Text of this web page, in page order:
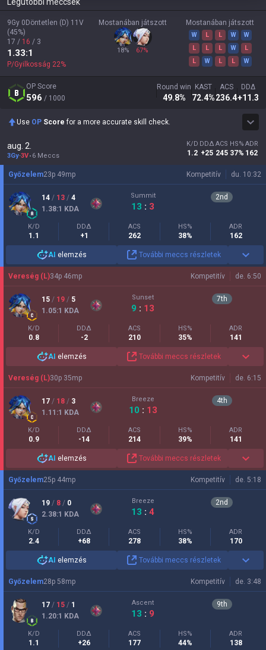
9Gy 0Döntetlen (D) 11V
(45%)
17 / 16 / 3
1.33:1
P/Gyilkosság 22%
Mostanában játszott
18% 67%
Mostanában játszott
W L L W
W
L
L L W
L
L
W L L W
OP Score
596 / 1000
Round win
49.8%
KAST
72.4%
ACS
236.4
DDΔ
+11.3
Use OP Score for a more accurate skill check.
aug. 2.
3Gy-3V 6 Meccs
K/D
1.2
DDΔ
+25
ACS
245
HS%
37%
ADR
162
Kompetitív du. 10:32
Győzelem23p 49mp
14 / 13 / 4
1.38:1 KDA
Summit
13 : 3
2nd
K/D
1.1
DDΔ
+1
ACS
262
HS%
38%
ADR
162
AI elemzés További meccs részletek
Kompetitív de. 6:50
Vereség (L)34p 46mp
15 / 19 / 5
1.05:1 KDA
Sunset
9 : 13
7th
K/D
0.8
DDΔ
-2
ACS
210
HS%
35%
ADR
141
AI elemzés További meccs részletek
Kompetitív de. 6:15
Vereség (L)30p 35mp
17 / 18 / 3
1.11 :1 KDA
Breeze
10 : 13
4th
K/D
0.9
DDΔ
-14
ACS
214
HS%
39%
ADR
141
AI elemzés További meccs részletek
Kompetitív de. 5:18
Győzelem25p 44mp
19 / 8 / 0
2.38:1 KDA
Breeze
13 : 4
2nd
K/D
2.4
DDΔ
+68
ACS
278
HS%
38%
ADR
170
AI elemzés További meccs részletek
Kompetitív de. 3:48
Győzelem28p 58mp
17 / 15 / 1
1.20:1 KDA
Ascent
13 : 9
9th
K/D
1.1
DDΔ
+26
ACS
177
HS%
44%
ADR
138